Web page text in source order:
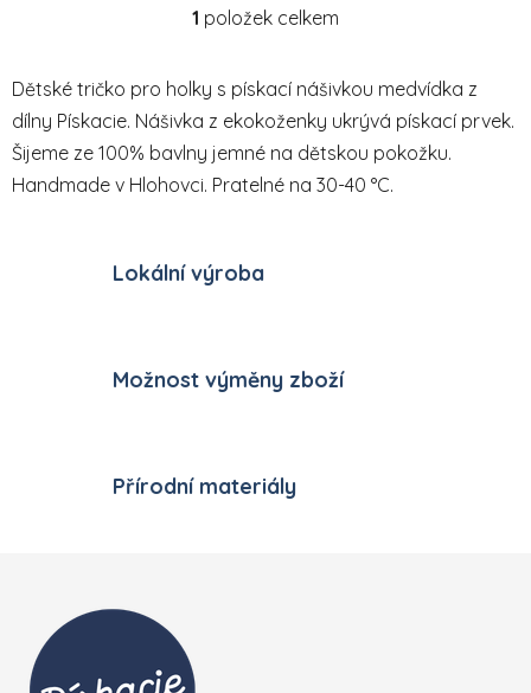
Ovládací prvky výpisu
1 položek celkem
Dětské tričko pro holky s pískací nášivkou medvídka z
dílny Pískacie. Nášivka z ekokoženky ukrývá pískací prvek.
Šijeme ze 100% bavlny jemné na dětskou pokožku.
Handmade v Hlohovci. Pratelné na 30-40 °C.
Lokální výroba
Možnost výměny zboží
Přírodní materiály